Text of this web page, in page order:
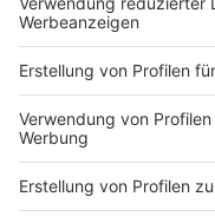
Energie oder
verglichen. Die
darauf, die AfD in
Begründung heißt
Pariser Klima-
Bei«Wahltraut»